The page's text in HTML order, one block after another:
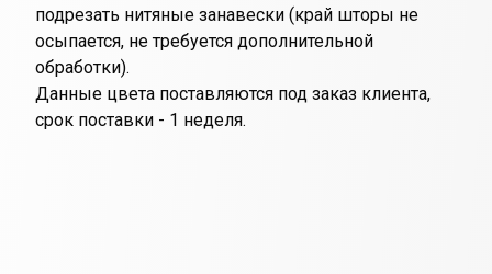
подрезать нитяные занавески (край шторы не
осыпается, не требуется дополнительной
обработки).
Данные цвета поставляются под заказ клиента,
срок поставки - 1 неделя.